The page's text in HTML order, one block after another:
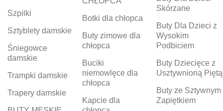
Szpilki
Sztyblety damskie
Śniegowce
damskie
Trampki damskie
Trapery damskie
Botki dla chłopca
Buty zimowe dla
chłopca
Buciki
niemowlęce dla
chłopca
Kapcie dla
Skórzane
Buty Dla Dzieci z
Wysokim
Podbiciem
Buty Dziecięce z
Usztywnioną Piętą
Buty ze Sztywnym
Zapiętkiem